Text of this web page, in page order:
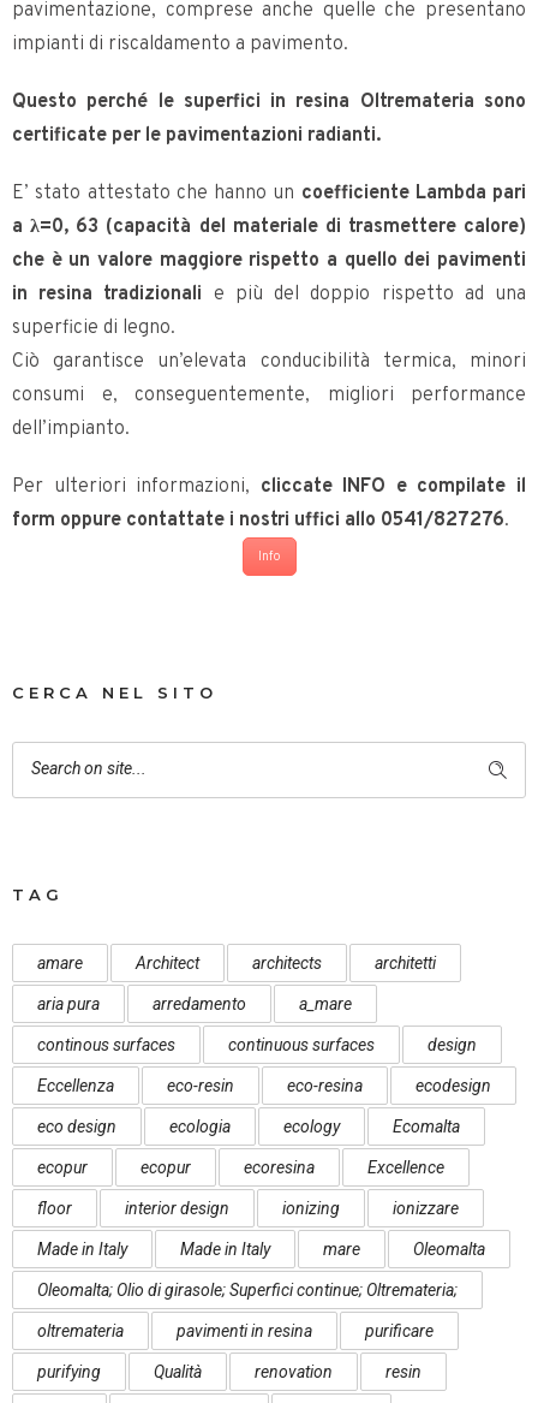
pavimentazione, comprese anche quelle che presentano
impianti di riscaldamento a pavimento.
Questo perché le superfici in resina Oltremateria sono
certificate per le pavimentazioni radianti.
E’ stato attestato che hanno un coefficiente Lambda pari
a λ=0, 63 (capacità del materiale di trasmettere calore)
che è un valore maggiore rispetto a quello dei pavimenti
in resina tradizionali e più del doppio rispetto ad una
superficie di legno.
Ciò garantisce un’elevata conducibilità termica, minori
consumi e, conseguentemente, migliori performance
dell’impianto.
Per ulteriori informazioni, cliccate INFO e compilate il
form oppure contattate i nostri uffici allo 0541/827276.
Info
CERCA NEL SITO
TAG
amare Architect architects architetti
aria pura arredamento a_mare
continous surfaces continuous surfaces design
Eccellenza eco-resin eco-resina ecodesign
eco design ecologia ecology Ecomalta
ecopur ecopur ecoresina Excellence
floor interior design ionizing ionizzare
Made in Italy Made in Italy mare Oleomalta
Oleomalta; Olio di girasole; Superfici continue; Oltremateria;
oltremateria pavimenti in resina purificare
purifying Qualità renovation resin